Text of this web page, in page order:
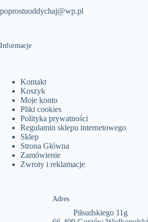
poprostuoddychaj@wp.pl
Informacje
Kontakt
Koszyk
Moje konto
Pliki cookies
Polityka prywatności
Regulamin sklepu internetowego
Sklep
Strona Główna
Zamówienie
Zwroty i reklamacje
Adres
Piłsudskiego 11g